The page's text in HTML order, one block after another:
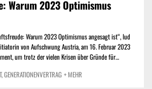
Warum 2023 Optimismus
Warum 2023 Optimismus angesagt ist“, lud
von Aufschwung Austria, am 16. Februar 2023
um trotz der vielen Krisen über Gründe für
,GENERATIONENVERTRAG + MEHR